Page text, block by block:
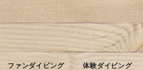
ファンダイビング 体験ダイビング